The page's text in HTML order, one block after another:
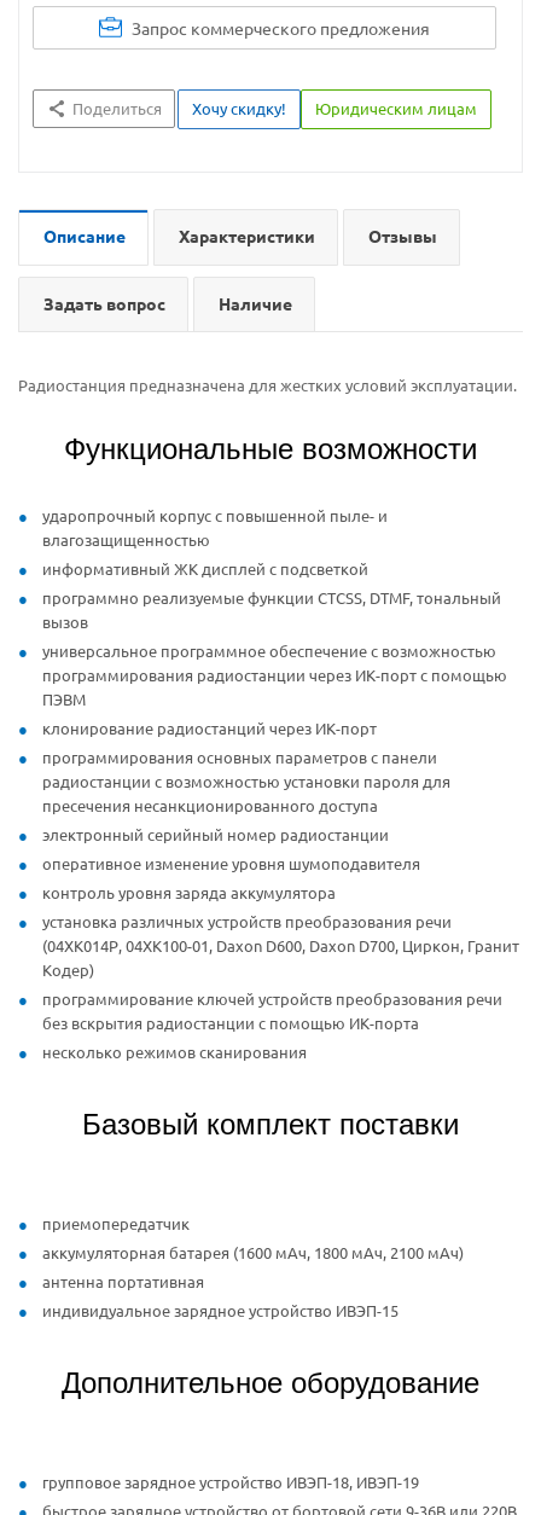
Запрос коммерческого предложения
Поделиться Хочу скидку! Юридическим лицам
Описание Характеристики Отзывы
Задать вопрос Наличие
Радиостанция предназначена для жестких условий эксплуатации.
Функциональные возможности
ударопрочный корпус с повышенной пыле- и
влагозащищенностью
информативный ЖК дисплей с подсветкой
программно реализуемые функции CTCSS, DTMF, тональный
вызов
универсальное программное обеспечение с возможностью
программирования радиостанции через ИК-порт с помощью
ПЭВМ
клонирование радиостанций через ИК-порт
программирования основных параметров с панели
радиостанции с возможностью установки пароля для
пресечения несанкционированного доступа
электронный серийный номер радиостанции
оперативное изменение уровня шумоподавителя
контроль уровня заряда аккумулятора
установка различных устройств преобразования речи
(04ХК014Р, 04ХК100-01, Daxon D600, Daxon D700, Циркон, Гранит
Кодер)
программирование ключей устройств преобразования речи
без вскрытия радиостанции с помощью ИК-порта
несколько режимов сканирования
Базовый комплект поставки
приемопередатчик
аккумуляторная батарея (1600 мАч, 1800 мАч, 2100 мАч)
антенна портативная
индивидуальное зарядное устройство ИВЭП-15
Дополнительное оборудование
групповое зарядное устройство ИВЭП-18, ИВЭП-19
быстрое зарядное устройство от бортовой сети 9-36В или 220В